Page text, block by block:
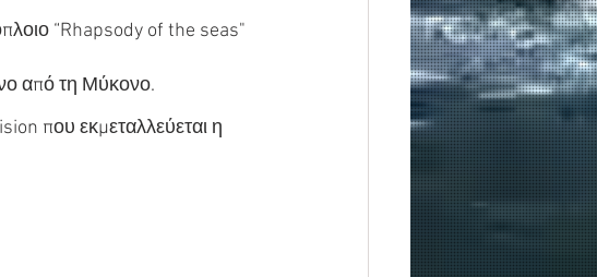
“Rhapsody of the seas"
από τη Μύκονο.
που εκμεταλλεύεται η